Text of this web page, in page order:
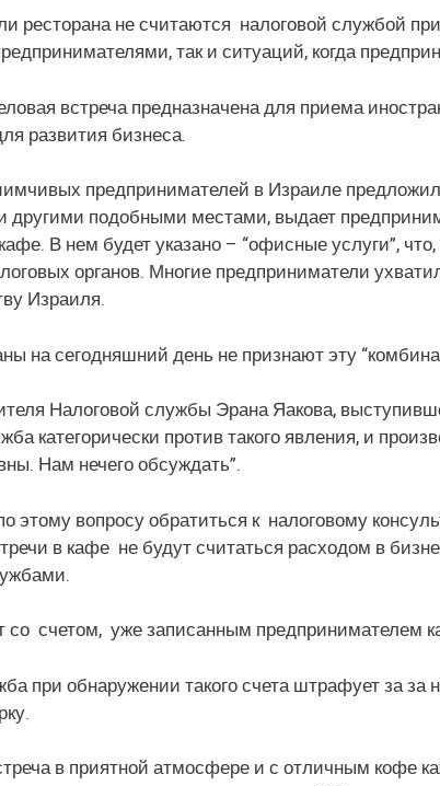
ресторана не считаются налоговой службой
так и ситуаций, когда
встреча предназначена для приема
развития бизнеса.
предпринимателей в Израиле
другими подобными местами, выдает
В нем будет указано – “офисные услуги”,
органов. Многие предприниматели
Израиля.
на сегодняшний день не признают эту
Налоговой службы Эрана Яакова,
категорически против такого явления, и
Нам нечего обсуждать”.
этому вопросу обратиться к налоговому
в кафе не будут считаться расходом в
со счетом, уже записанным предпринимателем
при обнаружении такого счета штрафует за за
в приятной атмосфере и с отличным кофе